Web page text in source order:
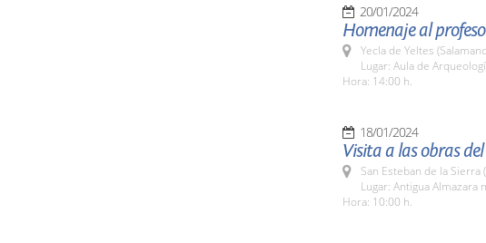
20/01/2024
Homenaje al
Yecla de Yeltes
Lugar: Aula de
Hora: 14:00 h.
18/01/2024
Visita a las obras
San Esteban de la Sierra
Lugar: Antigua Almazara
Hora: 10:00 h.